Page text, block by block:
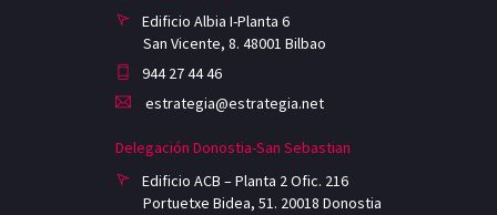
Edificio Albia I-Planta 6
San Vicente, 8. 48001 Bilbao
944 27 44 46
estrategia@estrategia.net
Delegación Donostia-San Sebastian
Edificio ACB – Planta 2 Ofic. 216
Portuetxe Bidea, 51. 20018 Donostia